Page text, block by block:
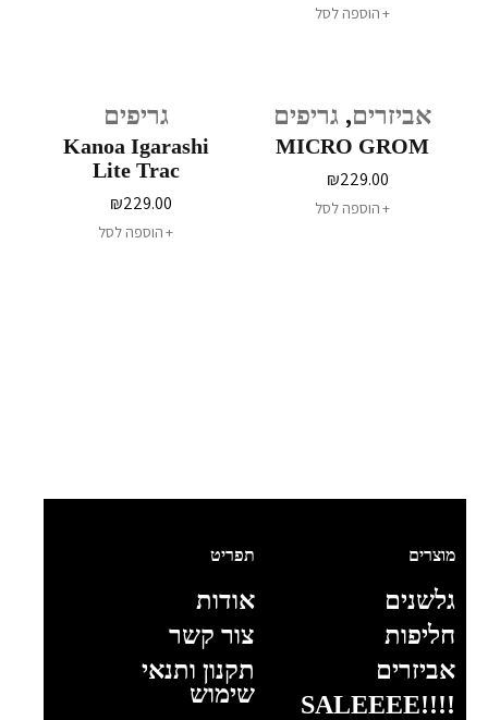
הוספה לסל
אביזרים, גריפים
MICRO GROM
₪229.00
הוספה לסל
גריפים
Kanoa Igarashi
Lite Trac
₪229.00
הוספה לסל
מוצרים
גלשנים
חליפות
אביזרים
!!!!SALEEEE
תפריט
אודות
צור קשר
תקנון ותנאי
שימוש